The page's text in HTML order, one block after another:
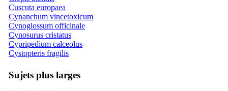
Cuscuta europaea
Cynanchum vincetoxicum
Cynoglossum officinale
Cynosurus cristatus
Cypripedium calceolus
Cystopteris fragilis
Sujets plus larges